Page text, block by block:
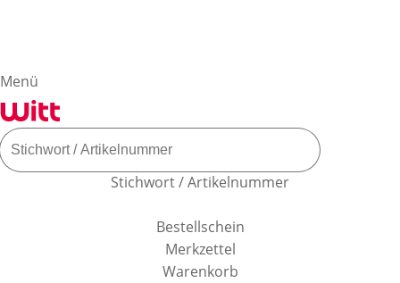
Menü
Stichwort / Artikelnummer
Bestellschein
Merkzettel
Warenkorb